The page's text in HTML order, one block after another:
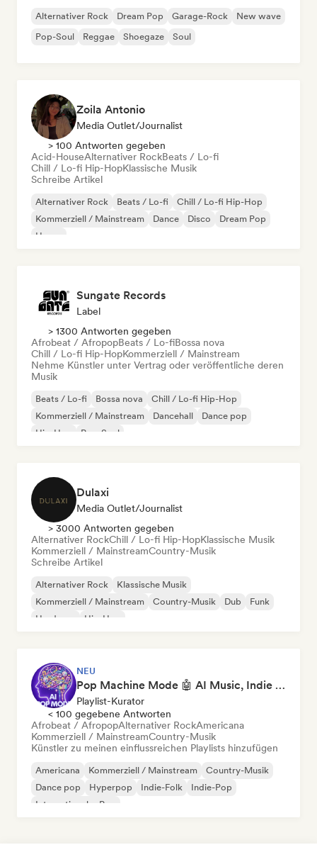
Alternativer Rock Dream Pop Garage-Rock
New wave
Pop-Soul
Reggae Shoegaze Soul
Zoila Antonio
Media Outlet/Journalist
> 100 Antworten gegeben
Acid-HouseAlternativer RockBeats / Lo-fi
Chill / Lo-fi Hip-HopKlassische Musik
Schreibe Artikel
Alternativer Rock Beats / Lo-fi
Chill / Lo-fi Hip-Hop
Kommerziell / Mainstream
Dance Disco
Dream Pop
House
Sungate Records
Label
> 1300 Antworten gegeben
Afrobeat / AfropopBeats / Lo-fiBossa nova
Chill / Lo-fi Hip-HopKommerziell / Mainstream
Nehme Künstler unter Vertrag oder veröffentliche deren
Musik
Beats / Lo-fi Bossa nova
Chill / Lo-fi Hip-Hop
Kommerziell / Mainstream
Dancehall
Dance pop
Hip-Hop
Pop-Soul
Dulaxi
Media Outlet/Journalist
> 3000 Antworten gegeben
Alternativer RockChill / Lo-fi Hip-HopKlassische Musik
Kommerziell / MainstreamCountry-Musik
Schreibe Artikel
Alternativer Rock
Klassische Musik
Kommerziell / Mainstream
Country-Musik Dub
Funk
Hardcore
Hip-Hop
NEU
Pop Machine Mode 🤖 AI Music, Indie Pop & Dream Pop
Playlist-Kurator
< 100 gegebene Antworten
Afrobeat / AfropopAlternativer RockAmericana
Kommerziell / MainstreamCountry-Musik
Künstler zu meinen einflussreichen Playlists hinzufügen
Americana Kommerziell / Mainstream
Country-Musik
Dance pop
Hyperpop Indie-Folk
Indie-Pop
Internationaler Pop